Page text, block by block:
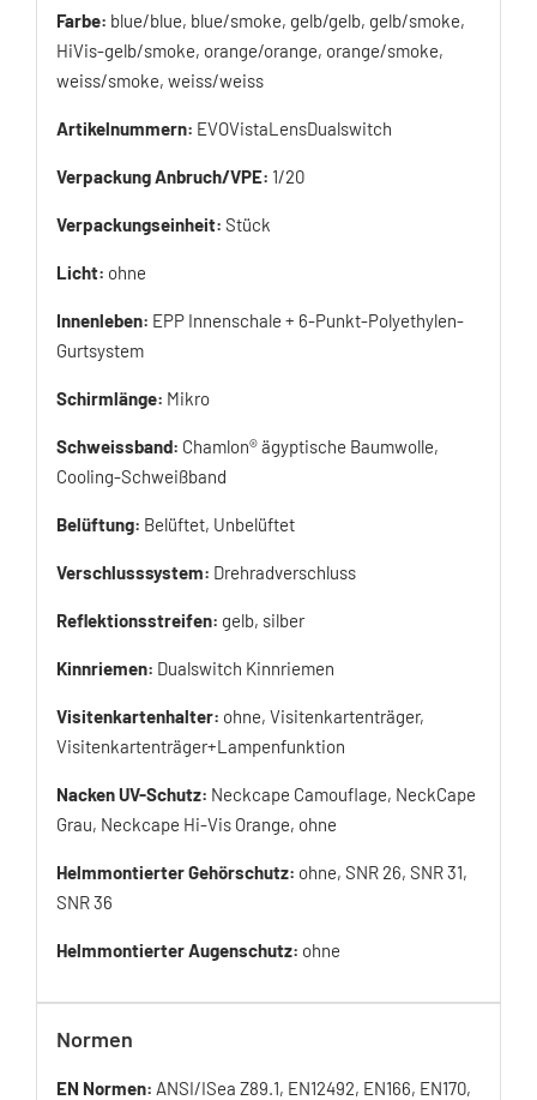
Farbe: blue/blue, blue/smoke, gelb/gelb, gelb/smoke,
HiVis-gelb/smoke, orange/orange, orange/smoke,
weiss/smoke, weiss/weiss
Artikelnummern: EVOVistaLensDualswitch
Verpackung Anbruch/VPE: 1/20
Verpackungseinheit: Stück
Licht: ohne
Innenleben: EPP Innenschale + 6-Punkt-Polyethylen-
Gurtsystem
Schirmlänge: Mikro
Schweissband: Chamlon® ägyptische Baumwolle,
Cooling-Schweißband
Belüftung: Belüftet, Unbelüftet
Verschlusssystem: Drehradverschluss
Reflektionsstreifen: gelb, silber
Kinnriemen: Dualswitch Kinnriemen
Visitenkartenhalter: ohne, Visitenkartenträger,
Visitenkartenträger+Lampenfunktion
Nacken UV-Schutz: Neckcape Camouflage, NeckCape
Grau, Neckcape Hi-Vis Orange, ohne
Helmmontierter Gehörschutz: ohne, SNR 26, SNR 31,
SNR 36
Helmmontierter Augenschutz: ohne
Normen
EN Normen: ANSI/ISea Z89.1, EN12492, EN166, EN170,